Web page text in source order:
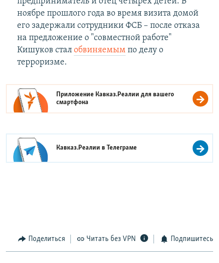
ноябре прошлого года во время визита домой
его задержали сотрудники ФСБ – после отказа
на предложение о "совместной работе"
Кишуков стал обвиняемымпо делу о
терроризме.
Приложение Кавказ.Реалии для вашего
смартфона
Кавказ.Реалии вТелеграме
Поделиться Читать без VPN Подпишитесь